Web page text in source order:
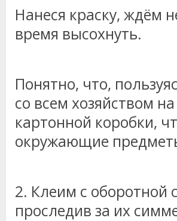
Нанеся краску, ждём
время высохнуть.
Понятно, что,
со всем хозяйством
картонной коробки,
окружающие
2. Клеим с оборотной
проследив за их